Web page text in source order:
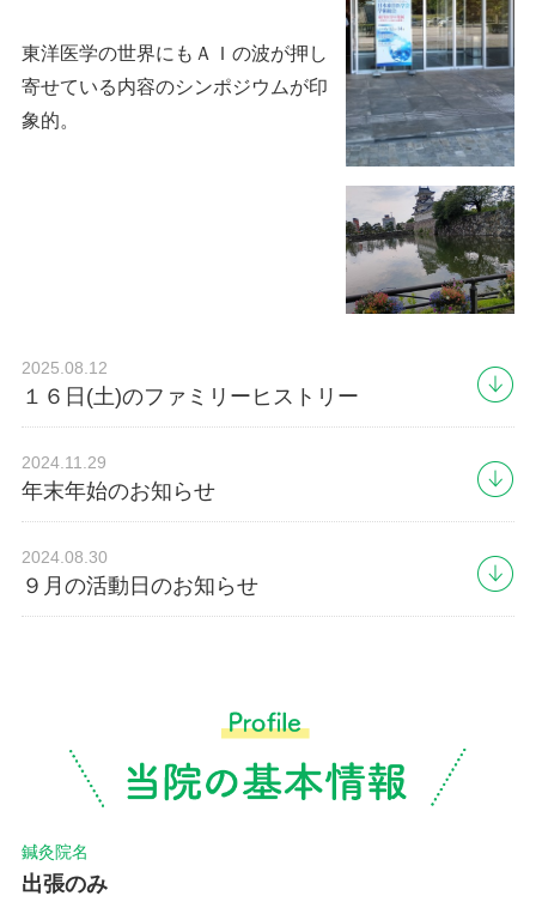
東洋医学の世界にもＡＩの波が押し
寄せている内容のシンポジウムが印
象的。
2025.08.12
１６日(土)のファミリーヒストリー
2024.11.29
年末年始のお知らせ
2024.08.30
９月の活動日のお知らせ
鍼灸院名
出張のみ